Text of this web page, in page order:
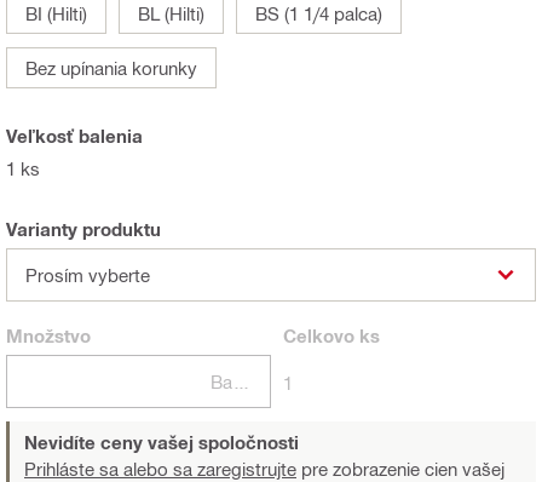
BI (Hilti)
BL (Hilti) BS (1 1/4 palca)
Bez upínania korunky
Veľkosť balenia
1 ks
Varianty produktu
Prosím vyberte
Množstvo Celkovo ks
1
Nevidíte ceny vašej spoločnosti
Prihláste sa alebo sa zaregistrujte pre zobrazenie cien vašej